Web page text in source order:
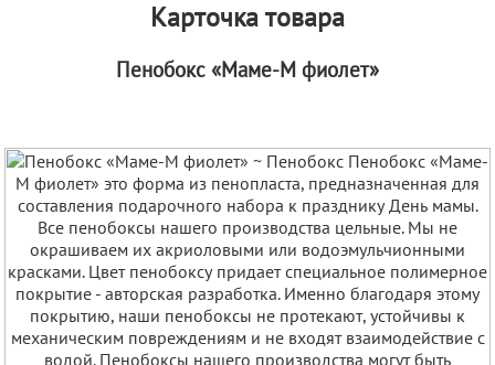
Карточка товара
Пенобокс «Маме-М фиолет»